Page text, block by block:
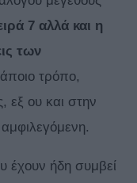
7 αλλά και η
των
τρόπο,
εξ ου και στην
ήδη συμβεί